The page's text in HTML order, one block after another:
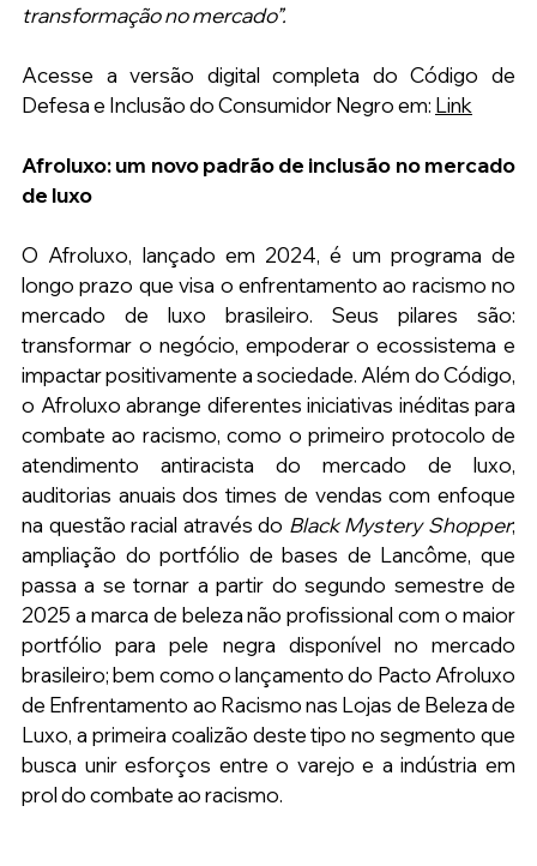
transformação no mercado”.
Acesse a versão digital completa do Código de
Defesa e Inclusão do Consumidor Negro em: Link
Afroluxo: um novo padrão de inclusão no mercado
de luxo
O Afroluxo, lançado em 2024, é um programa de
longo prazo que visa o enfrentamento ao racismo no
mercado de luxo brasileiro. Seus pilares são:
transformar o negócio, empoderar o ecossistema e
impactar positivamente a sociedade. Além do Código,
o Afroluxo abrange diferentes iniciativas inéditas para
combate ao racismo, como o primeiro protocolo de
atendimento antiracista do mercado de luxo,
auditorias anuais dos times de vendas com enfoque
na questão racial através do Black Mystery Shopper;
ampliação do portfólio de bases de Lancôme, que
passa a se tornar a partir do segundo semestre de
2025 a marca de beleza não profissional com o maior
portfólio para pele negra disponível no mercado
brasileiro; bem como o lançamento do Pacto Afroluxo
de Enfrentamento ao Racismo nas Lojas de Beleza de
Luxo, a primeira coalizão deste tipo no segmento que
busca unir esforços entre o varejo e a indústria em
prol do combate ao racismo.